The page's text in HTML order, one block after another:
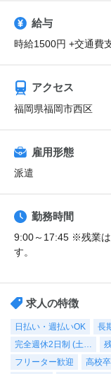
給与
時給1500円 +交通費
アクセス
福岡県福岡市西区
雇用形態
派遣
勤務時間
9:00～17:45 ※残業
す。
求人の特徴
日払い・週払いOK 長
完全週休2日制 (土…
フリーター歓迎
高校